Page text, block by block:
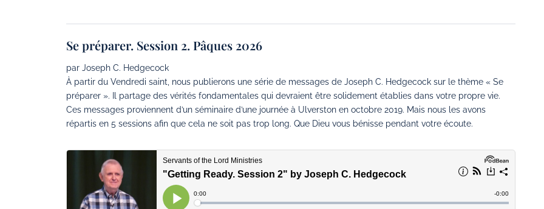
Se préparer. Session 2. Pâques 2026
par Joseph C. Hedgecock
À partir du Vendredi saint, nous publierons une série de messages de Joseph C. Hedgecock sur le thème « Se
préparer ». Il partage des vérités fondamentales qui devraient être solidement établies dans votre propre vie.
Ces messages proviennent d’un séminaire d’une journée à Ulverston en octobre 2019. Mais nous les avons
répartis en 5 sessions afin que cela ne soit pas trop long. Que Dieu vous bénisse pendant votre écoute.